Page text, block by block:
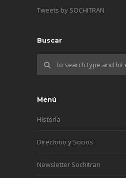
Tweets by SOCHITRAN
Buscar
Menú
Historia
Directorio y Socios
Newsletter Sochitran